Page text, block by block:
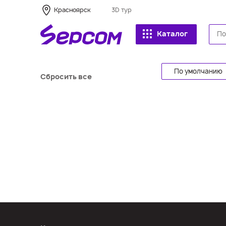
Красноярск 3D тур
Каталог
Сбросить все
По умолчанию